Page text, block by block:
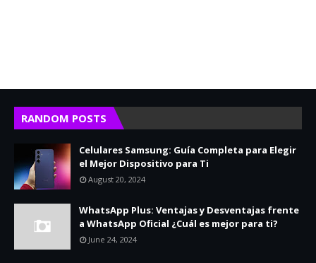
RANDOM POSTS
Celulares Samsung: Guía Completa para Elegir
el Mejor Dispositivo para Ti
August 20, 2024
WhatsApp Plus: Ventajas y Desventajas frente
a WhatsApp Oficial ¿Cuál es mejor para ti?
June 24, 2024